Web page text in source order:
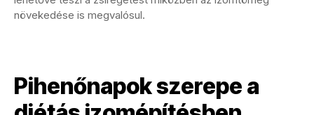
növekedése is megvalósul.
Pihenőnapok szerepe a